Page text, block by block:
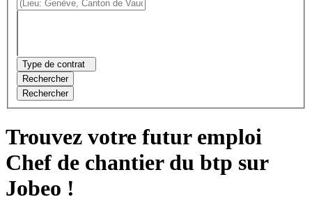
Type de contrat
Rechercher
Rechercher
Trouvez votre futur emploi
Chef de chantier du btp sur
Jobeo !